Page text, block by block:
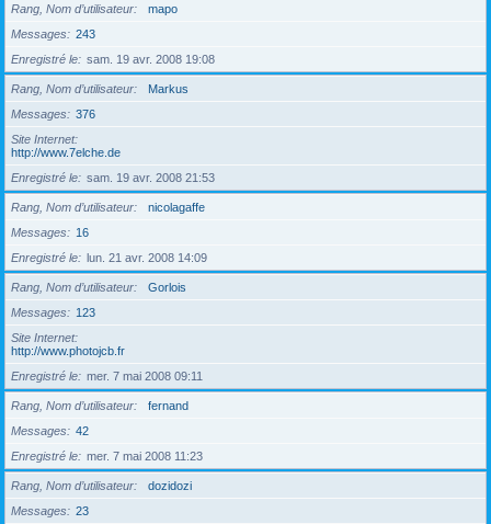
Rang, Nom d’utilisateur
mapo
Messages
243
Enregistré le
sam. 19 avr. 2008 19:08
Rang, Nom d’utilisateur
Markus
Messages
376
Site Internet
http://www.7elche.de
Enregistré le
sam. 19 avr. 2008 21:53
Rang, Nom d’utilisateur
nicolagaffe
Messages
16
Enregistré le
lun. 21 avr. 2008 14:09
Rang, Nom d’utilisateur
Gorlois
Messages
123
Site Internet
http://www.photojcb.fr
Enregistré le
mer. 7 mai 2008 09:11
Rang, Nom d’utilisateur
fernand
Messages
42
Enregistré le
mer. 7 mai 2008 11:23
Rang, Nom d’utilisateur
dozidozi
Messages
23